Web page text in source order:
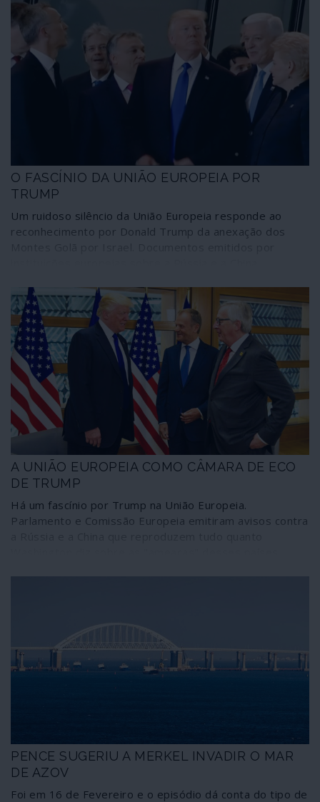
O FASCÍNIO DA UNIÃO EUROPEIA POR
TRUMP
Um ruidoso silêncio da União Europeia responde ao
reconhecimento por Donald Trump da anexação dos
dos Estados Unidos; "amigos dos americanos" estão no
assalto à Comissão Europeia, tentando marginalizar até
a linha oficial alemã. A União Europeia manifesta um
fascínio por Trump no momento em que ele estabiliza
uma equipa que não é mais do que uma cáfila fascista.
Um fascínio que é, por sinal, das únicas argamassas
conseguindo unir uma entidade em cacos.
A UNIÃO EUROPEIA COMO CÂMARA DE ECO
DE TRUMP
Há um fascínio por Trump na União Europeia.
Parlamento e Comissão Europeia emitiram avisos contra
PENCE SUGERIU A MERKEL INVADIR O MAR
DE AZOV
Foi em 16 de Fevereiro e o episódio dá conta do tipo de